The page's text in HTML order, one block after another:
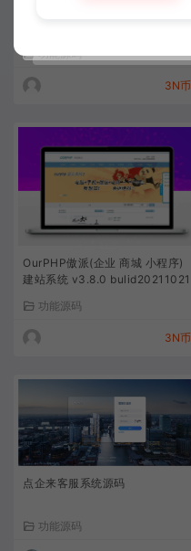
功能源码
3N币
OurPHP傲派(企业 商城 小程序)
建站系统 v3.8.0 bulid20211021
功能源码
3N币
点企来客服系统源码
功能源码